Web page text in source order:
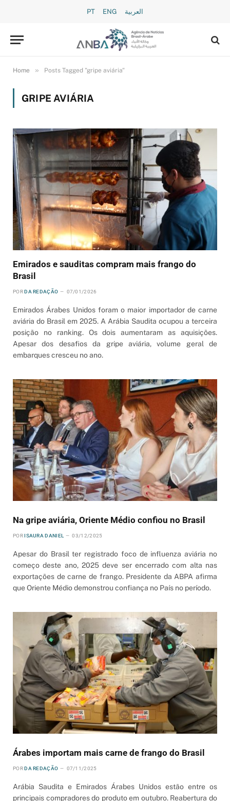
PT ENG العربية
Home » Posts Tagged "gripe aviária"
GRIPE AVIÁRIA
Emirados e sauditas compram mais frango do
Brasil
POR DA REDAÇÃO 07/01/2026
Emirados Árabes Unidos foram o maior importador de carne
aviária do Brasil em 2025. A Arábia Saudita ocupou a terceira
posição no ranking. Os dois aumentaram as aquisições.
Apesar dos desafios da gripe aviária, volume geral de
embarques cresceu no ano.
Na gripe aviária, Oriente Médio confiou no Brasil
POR ISAURA DANIEL 03/12/2025
Apesar do Brasil ter registrado foco de influenza aviária no
começo deste ano, 2025 deve ser encerrado com alta nas
exportações de carne de frango. Presidente da ABPA afirma
que Oriente Médio demonstrou confiança no País no período.
Árabes importam mais carne de frango do Brasil
POR DA REDAÇÃO 07/11/2025
Arábia Saudita e Emirados Árabes Unidos estão entre os
principais compradores do produto em outubro. Reabertura do